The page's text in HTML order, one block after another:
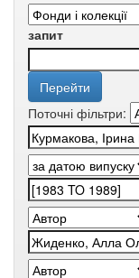
запит
Поточні фільтри: